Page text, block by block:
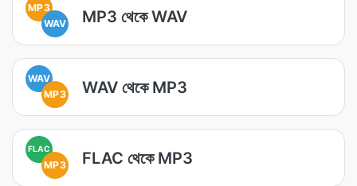
MP3
WAV
MP3 থেকে WAV
WAV
MP3
WAV থেকে MP3
FLAC
MP3 FLAC থেকে MP3